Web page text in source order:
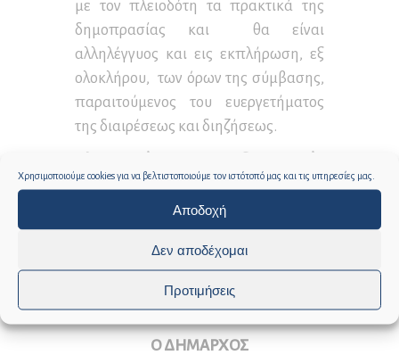
Χρησιμοποιούμε cookies για να βελτιστοποιούμε τον ιστότοπό μας και τις υπηρεσίες μας.
Αποδοχή
Δεν αποδέχομαι
Προτιμήσεις
με τον πλειοδότη τα πρακτικά της
δημοπρασίας και θα είναι
αλληλέγγυος και εις εκπλήρωση, εξ
ολοκλήρου, των όρων της σύμβασης,
παραιτούμενος του ευεργετήματος
της διαιρέσεως και διηζήσεως.
παρέχονται από την οικονομική
υπηρεσία του Δήμου τις ημέρες:
Δευτέρα έως Παρασκευή και ώρες:
10:00 – 14:00, Τηλέφωνα:2273350833
Ο ΔΗΜΑΡΧΟΣ